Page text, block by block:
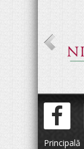
Principală